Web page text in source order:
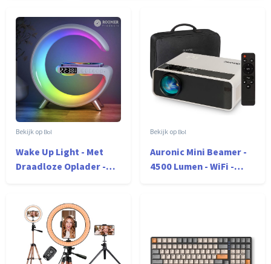
- 5W - 10km Bereik -
446 Mhz - Met LED
Zaklamp
Bol
Wake Up Light - Met
Draadloze Oplader -
- Bluetooth Speaker -
Nachtlamp - Digitale
Wekker - Wit
Bol
Auronic Mini Beamer -
4500 Lumen - WiFi -